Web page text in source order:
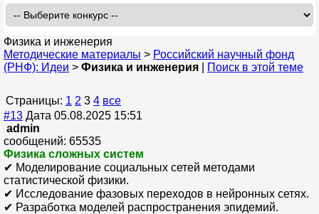
Физика и инженерия
Методические материалы > Российский научный фонд
(РНФ): Идеи > Физика и инженерия Поиск в этой теме
Страницы: 1 2 3 4 все
#13 Дата 05.08.2025 15:51
admin
сообщений: 65535
Физика сложных систем
✔ Моделирование социальных сетей методами
статистической физики.
✔ Исследование фазовых переходов в нейронных сетях.
✔ Разработка моделей распространения эпидемий.